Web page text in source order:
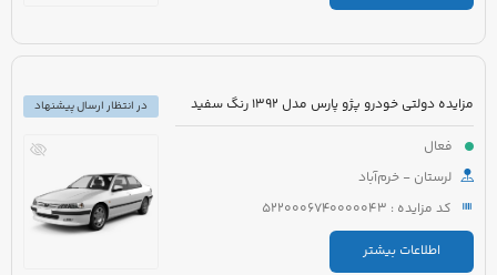
مزایده دولتی خودرو پژو پارس مدل 1392 رنگ سفید
فعال
لرستان - خرم‌آباد
کد مزایده : 5220006740000043
اطلاعات بیشتر
در انتظار ارسال پیشنهاد